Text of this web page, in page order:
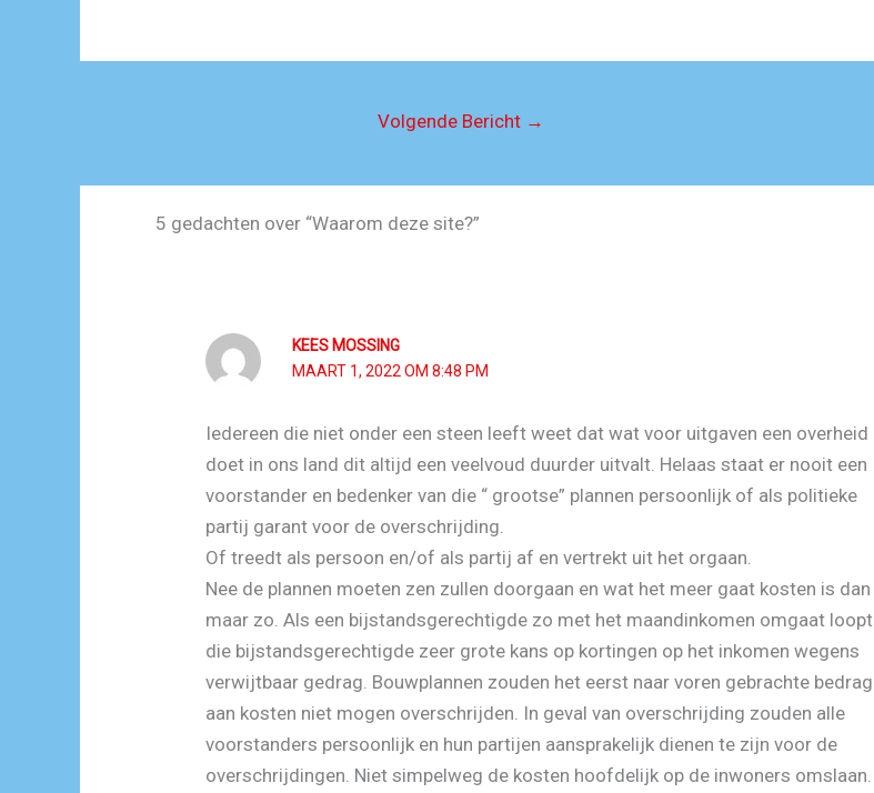
Volgende Bericht →
5 gedachten over “Waarom deze site?”
KEES MOSSING
MAART 1, 2022 OM 8:48 PM
Iedereen die niet onder een steen leeft weet dat wat voor uitgaven een overheid
doet in ons land dit altijd een veelvoud duurder uitvalt. Helaas staat er nooit een
voorstander en bedenker van die “ grootse” plannen persoonlijk of als politieke
partij garant voor de overschrijding.
Of treedt als persoon en/of als partij af en vertrekt uit het orgaan.
Nee de plannen moeten zen zullen doorgaan en wat het meer gaat kosten is dan
maar zo. Als een bijstandsgerechtigde zo met het maandinkomen omgaat loopt
die bijstandsgerechtigde zeer grote kans op kortingen op het inkomen wegens
verwijtbaar gedrag. Bouwplannen zouden het eerst naar voren gebrachte bedrag
aan kosten niet mogen overschrijden. In geval van overschrijding zouden alle
voorstanders persoonlijk en hun partijen aansprakelijk dienen te zijn voor de
overschrijdingen. Niet simpelweg de kosten hoofdelijk op de inwoners omslaan.